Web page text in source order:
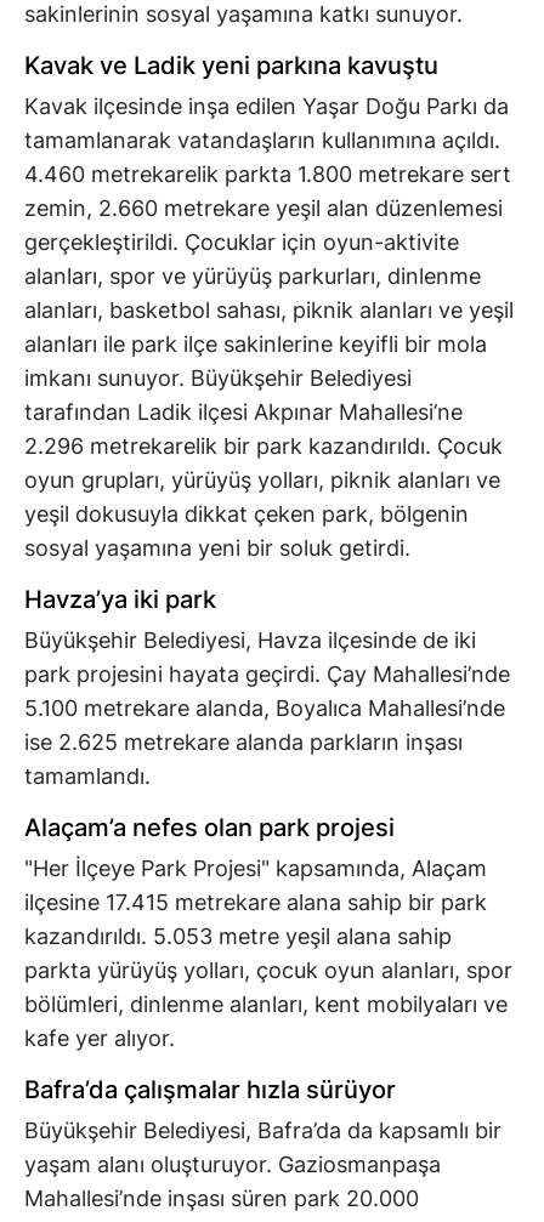
sakinlerinin sosyal yaşamına katkı sunuyor.
Kavak ve Ladik yeni parkına kavuştu
Kavak ilçesinde inşa edilen Yaşar Doğu Parkı da
tamamlanarak vatandaşların kullanımına açıldı.
4.460 metrekarelik parkta 1.800 metrekare sert
zemin, 2.660 metrekare yeşil alan düzenlemesi
gerçekleştirildi. Çocuklar için oyun-aktivite
alanları, spor ve yürüyüş parkurları, dinlenme
alanları, basketbol sahası, piknik alanları ve yeşil
alanları ile park ilçe sakinlerine keyifli bir mola
imkanı sunuyor. Büyükşehir Belediyesi
tarafından Ladik ilçesi Akpınar Mahallesi’ne
2.296 metrekarelik bir park kazandırıldı. Çocuk
oyun grupları, yürüyüş yolları, piknik alanları ve
yeşil dokusuyla dikkat çeken park, bölgenin
sosyal yaşamına yeni bir soluk getirdi.
Havza’ya iki park
Büyükşehir Belediyesi, Havza ilçesinde de iki
park projesini hayata geçirdi. Çay Mahallesi’nde
5.100 metrekare alanda, Boyalıca Mahallesi’nde
ise 2.625 metrekare alanda parkların inşası
tamamlandı.
Alaçam’a nefes olan park projesi
"Her İlçeye Park Projesi" kapsamında, Alaçam
ilçesine 17.415 metrekare alana sahip bir park
kazandırıldı. 5.053 metre yeşil alana sahip
parkta yürüyüş yolları, çocuk oyun alanları, spor
bölümleri, dinlenme alanları, kent mobilyaları ve
kafe yer alıyor.
Bafra’da çalışmalar hızla sürüyor
Büyükşehir Belediyesi, Bafra’da da kapsamlı bir
yaşam alanı oluşturuyor. Gaziosmanpaşa
Mahallesi’nde inşası süren park 20.000